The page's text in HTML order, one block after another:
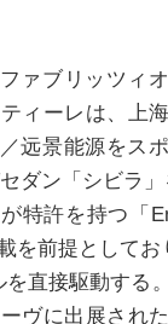
ァブリッツィ
ィーレは、上
远景能源をス
ダン「シビラ」
特許を持つ「
を前提として
直接駆動する
ヴに出展され